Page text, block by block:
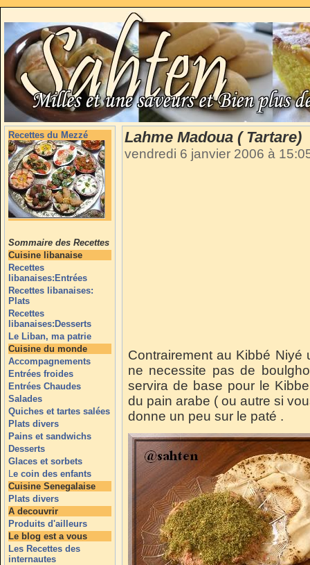
Recettes du Mezzé
Sommaire des Recettes
Cuisine libanaise
Recettes
libanaises:Entrées
Recettes libanaises:
Plats
Recettes
libanaises:Desserts
Le Liban, ma patrie
Cuisine du monde
Accompagnements
Entrées froides
Entrées Chaudes
Salades
Quiches et tartes salées
Plats divers
Pains et sandwichs
Desserts
Glaces et sorbets
Le coin des enfants
Cuisine Senegalaise
Plats divers
A decouvrir
Produits d'ailleurs
Le blog est a vous
Les Recettes des
internautes
Lahme Madoua ( Tartare)
vendredi 6 janvier 2006 à
Contrairement au Kibbé Niyé
ne necessite pas de
servira de base pour le
du pain arabe ( ou autre si
donne un peu sur le paté .